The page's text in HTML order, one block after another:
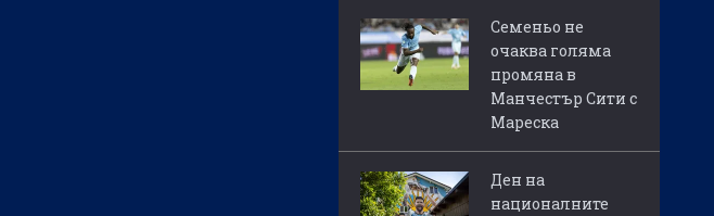
Семеньо не
очаква голяма
промяна в
Манчестър Сити с
Мареска
Ден на
националните